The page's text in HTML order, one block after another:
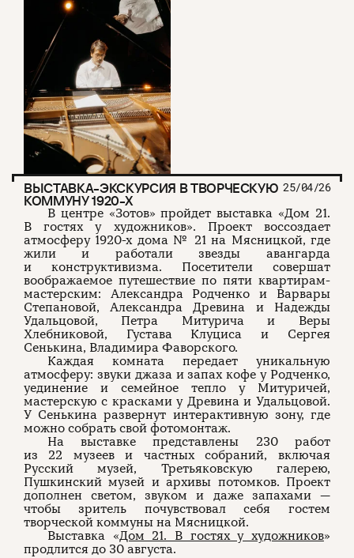
ВЫСТАВКА-ЭКСКУРСИЯ В ТВОРЧЕСКУЮ
КОММУНУ 1920-Х
25/04/26
В центре «Зотов» пройдет выставка «Дом 21.
В гостях у художников». Проект воссоздает
атмосферу 1920-х дома № 21 на Мясницкой, где
жили и работали звезды авангарда
и конструктивизма. Посетители совершат
воображаемое путешествие по пяти квартирам-
мастерским: Александра Родченко и Варвары
Степановой, Александра Древина и Надежды
Удальцовой, Петра Митурича и Веры
Хлебниковой, Густава Клуциса и Сергея
Сенькина, Владимира Фаворского.
Каждая комната передает уникальную
атмосферу: звуки джаза и запах кофе у Родченко,
уединение и семейное тепло у Митуричей,
мастерскую с красками у Древина и Удальцовой.
У Сенькина развернут интерактивную зону, где
можно собрать свой фотомонтаж.
На выставке представлены 230 работ
из 22 музеев и частных собраний, включая
Русский музей, Третьяковскую галерею,
Пушкинский музей и архивы потомков. Проект
дополнен светом, звуком и даже запахами —
чтобы зритель почувствовал себя гостем
творческой коммуны на Мясницкой.
Выставка «Дом 21. В гостях у художников»
продлится до 30 августа.